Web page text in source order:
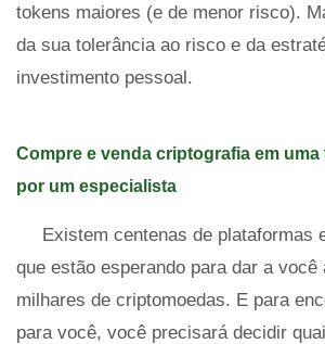
tokens maiores (e de menor risco).
da sua tolerância ao risco e da
investimento pessoal.
Compre e venda criptografia em
por um especialista
Existem centenas de plataformas
que estão esperando para dar a você
milhares de criptomoedas. E para
para você, você precisará decidir